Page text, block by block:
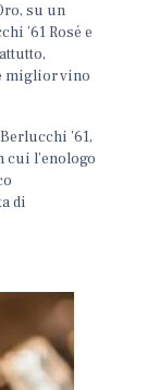
su un
’61 Rosé e
miglior vino
’61,
cui l’enologo
di